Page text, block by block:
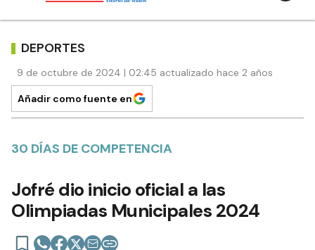
DEPORTES
9 de octubre de 2024 | 02:45 actualizado hace 2 años
Añadir como fuente en
30 DÍAS DE COMPETENCIA
Jofré dio inicio oficial a las
Olimpiadas Municipales 2024